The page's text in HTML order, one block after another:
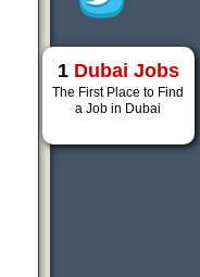
1 Dubai Jobs
The First Place to Find
a Job in Dubai